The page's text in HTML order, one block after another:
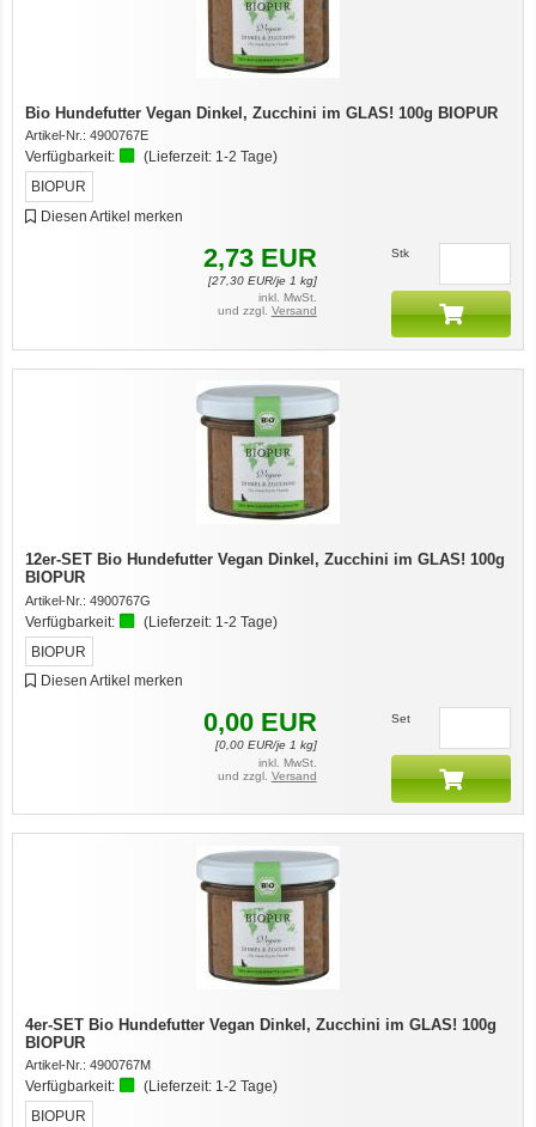
Bio Hundefutter Vegan Dinkel, Zucchini im GLAS! 100g BIOPUR
Artikel-Nr.: 4900767E
Verfügbarkeit: (Lieferzeit: 1-2 Tage)
BIOPUR
Diesen Artikel merken
2,73 EUR
[27,30EUR/je 1 kg]
inkl. MwSt.
und zzgl. Versand
Stk
12er-SET Bio Hundefutter Vegan Dinkel, Zucchini im GLAS! 100g
BIOPUR
Artikel-Nr.: 4900767G
Verfügbarkeit: (Lieferzeit: 1-2 Tage)
BIOPUR
Diesen Artikel merken
0,00 EUR
[0,00EUR/je 1 kg]
inkl. MwSt.
und zzgl. Versand
Set
4er-SET Bio Hundefutter Vegan Dinkel, Zucchini im GLAS! 100g
BIOPUR
Artikel-Nr.: 4900767M
Verfügbarkeit: (Lieferzeit: 1-2 Tage)
BIOPUR